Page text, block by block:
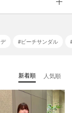
#ビーチサンダル
新着順 人気順